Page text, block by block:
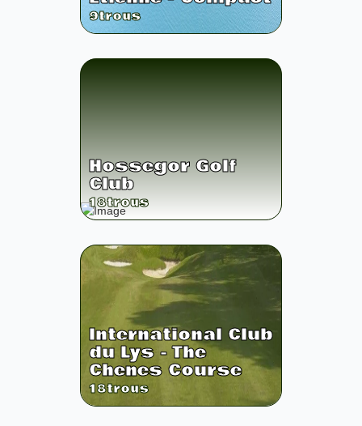
9trous
Hossegor Golf
Club
18trous
International Club
du Lys - The
Chenes Course
18trous